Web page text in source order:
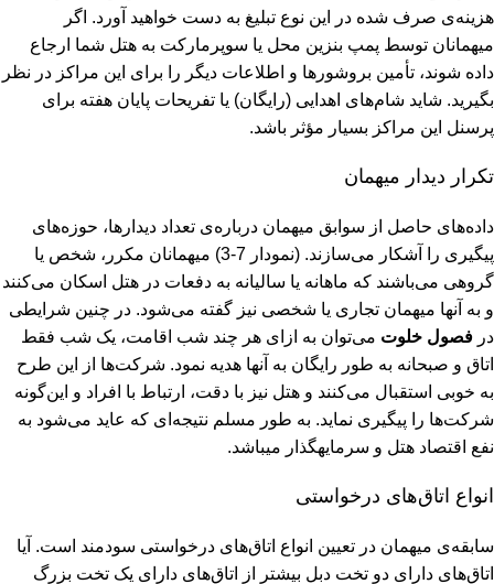
هزینه‌ی صرف شده در این نوع تبلیغ به دست خواهید آورد. اگر
میهمانان توسط پمپ بنزین محل یا سوپرمارکت به هتل شما ارجاع
داده شوند، تأمین بروشورها و اطلاعات دیگر را برای این مراکز در نظر
بگیرید. شاید شام‌های اهدایی (رایگان) یا تفریحات پایان هفته برای
پرسنل این مراکز بسیار مؤثر باشد.
تکرار دیدار میهمان
داده‌های حاصل از سوابق میهمان درباره‌ی تعداد دیدارها، حوزه‌های
پیگیری را آشکار می‌سازند. (نمودار 7-3) میهمانان مکرر، شخص یا
گروهی می‌باشند که ماهانه یا سالیانه به دفعات در هتل اسکان می‌کنند
و به آنها میهمان تجاری یا شخصی نیز گفته می‌شود. در چنین شرایطی
در فصول خلوت می‌توان به ازای هر چند شب اقامت، یک شب فقط
اتاق و صبحانه به طور رایگان به آنها هدیه نمود. شرکت‌ها از این طرح
به خوبی استقبال می‌کنند و هتل نیز با دقت، ارتباط با افراد و این‌گونه
شرکت‌ها را پیگیری نماید. به طور مسلم نتیجه‌ای که عاید می‌شود به
نفع اقتصاد هتل و سرمایه‏گذار می‏باشد.
انواع اتاق‌های درخواستی
سابقه‌ی میهمان در تعیین انواع اتاق‌های درخواستی سودمند است. آیا
اتاق‌های دارای دو تخت دبل بیشتر از اتاق‌های دارای یک تخت بزرگ